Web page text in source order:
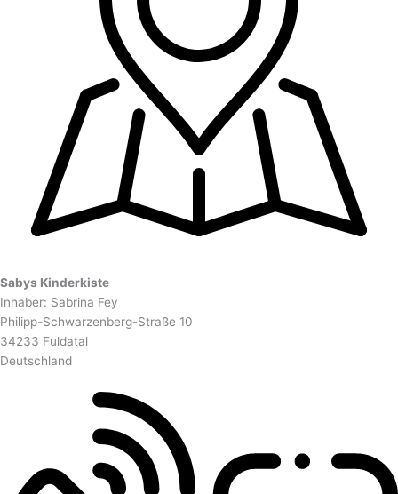
Sabys Kinderkiste
Inhaber: Sabrina Fey
Philipp-Schwarzenberg-Straße 10
34233 Fuldatal
Deutschland